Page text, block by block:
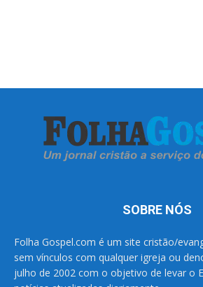
SOBRE NÓS
Folha Gospel.com é um site cristão/
sem vínculos com qualquer igreja ou
julho de 2002 com o objetivo de levar o